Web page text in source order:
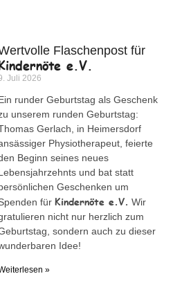
Flaschenpost für
e.V.
Juli 2026
runder Geburtstag als Geschenk
unserem runden Geburtstag:
Gerlach, in Heimersdorf
Physiotherapeut, feierte
Beginn seines neues
und bat statt
Geschenken um
für Kindernöte e.V. Wir
nicht nur herzlich zum
sondern auch zu dieser
Idee!
»